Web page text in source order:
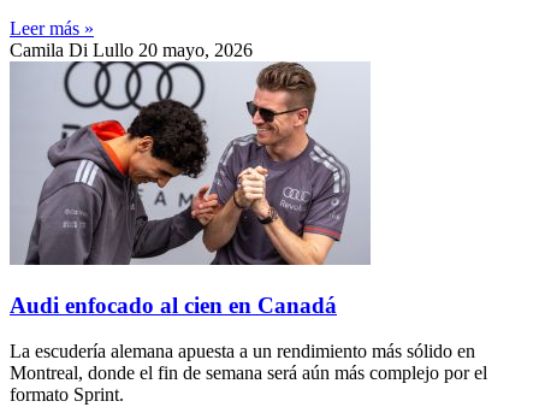
Leer más »
Camila Di Lullo 20 mayo, 2026
Audi enfocado al cien en Canadá
La escudería alemana apuesta a un rendimiento más sólido en
Montreal, donde el fin de semana será aún más complejo por el
formato Sprint.